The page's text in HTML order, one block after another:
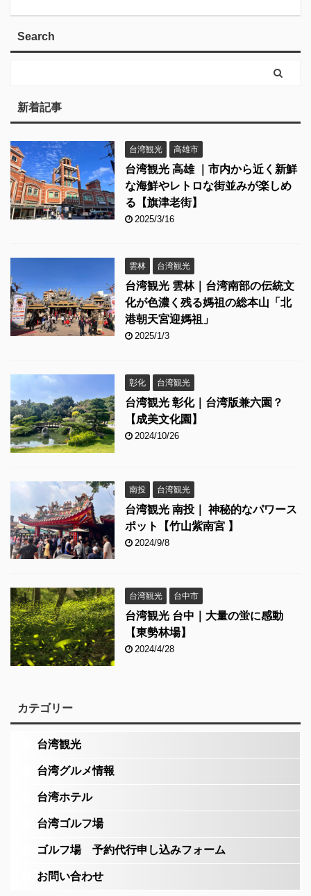
Search
新着記事
台湾観光 高雄市
台湾観光 高雄 ｜市内から近く新鮮
な海鮮やレトロな街並みが楽しめ
る【旗津老街】
2025/3/16
雲林 台湾観光
台湾観光 雲林｜台湾南部の伝統文
化が色濃く残る媽祖の総本山「北
港朝天宮迎媽祖」
2025/1/3
彰化 台湾観光
台湾観光 彰化｜台湾版兼六園？
【成美文化園】
2024/10/26
南投 台湾観光
台湾観光 南投｜ 神秘的なパワース
ポット【竹山紫南宮 】
2024/9/8
台湾観光 台中市
台湾観光 台中｜大量の蛍に感動
【東勢林場】
2024/4/28
カテゴリー
台湾観光
台湾グルメ情報
台湾ホテル
台湾ゴルフ場
ゴルフ場 予約代行申し込みフォーム
お問い合わせ